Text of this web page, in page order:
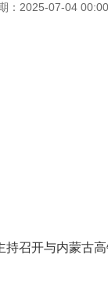
：2025-07-04
召开与内蒙古高